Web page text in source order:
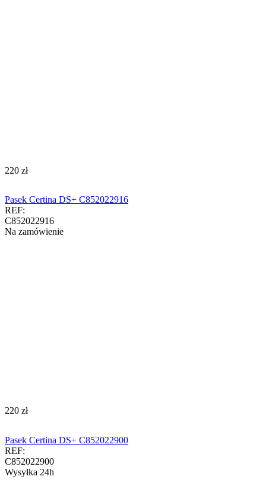
‍220‍ zł
Pasek Certina DS+ C852022916
REF:
C852022916
Na zamówienie
‍220‍ zł
Pasek Certina DS+ C852022900
REF:
C852022900
Wysyłka 24h